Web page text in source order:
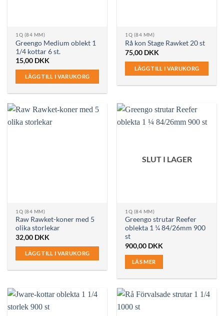
1Q (84 MM)
Greengo Medium oblekt 1
1/4 kottar 6 st.
15,00 DKK
LÄGG TILL I VARUKORG
1Q (84 MM)
Rå kon Stage Rawket 20 st
75,00 DKK
LÄGG TILL I VARUKORG
1Q (84 MM)
Raw Rawket-koner med 5
olika storlekar
32,00 DKK
LÄGG TILL I VARUKORG
SLUT I LAGER
1Q (84 MM)
Greengo strutar Reefer
oblekta 1 ¼ 84/26mm 900
st
900,00 DKK
LÄS MER